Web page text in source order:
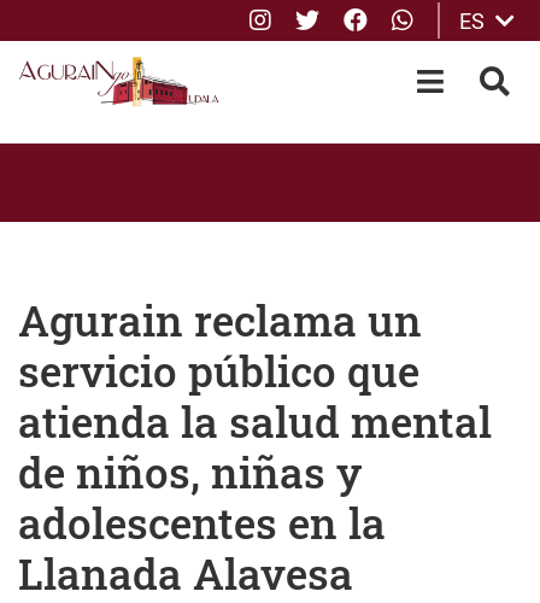
Instagram
TwitterFacebook
whatsApp
ES
OPEN-
Agurain reclama un
servicio público que
atienda la salud mental
de niños, niñas y
adolescentes en la
Llanada Alavesa